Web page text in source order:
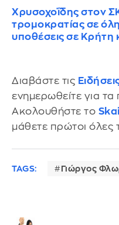
Χρυσοχοΐδης στον
τρομοκρατίας σε
υποθέσεις σε Κρήτη
Διαβάστε τις
ενημερωθείτε για
Ακολουθήστε το
μάθετε πρώτοι όλες
TAGS: Γιώργος